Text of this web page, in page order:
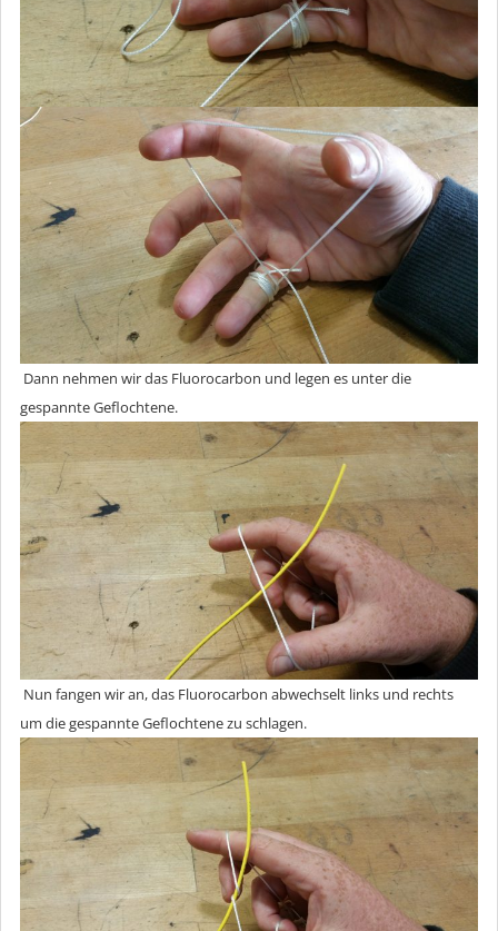
Dann nehmen wir das Fluorocarbon und legen es unter die
gespannte Geflochtene.
Nun fangen wir an, das Fluorocarbon abwechselt links und rechts
um die gespannte Geflochtene zu schlagen.